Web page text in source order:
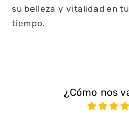
su belleza y vitalidad en
tiempo.
¿Cómo nos